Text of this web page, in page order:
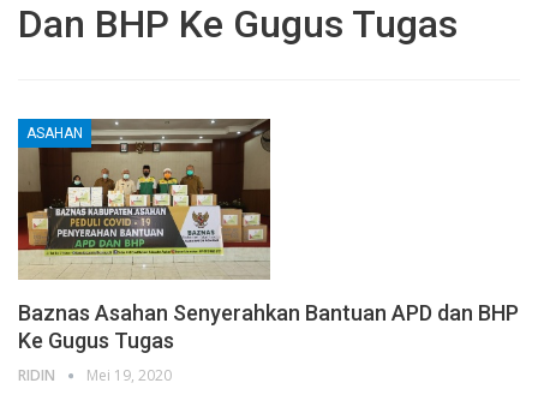
Dan BHP Ke Gugus Tugas
ASAHAN
Baznas Asahan Senyerahkan Bantuan APD dan BHP
Ke Gugus Tugas
RIDIN Mei 19, 2020